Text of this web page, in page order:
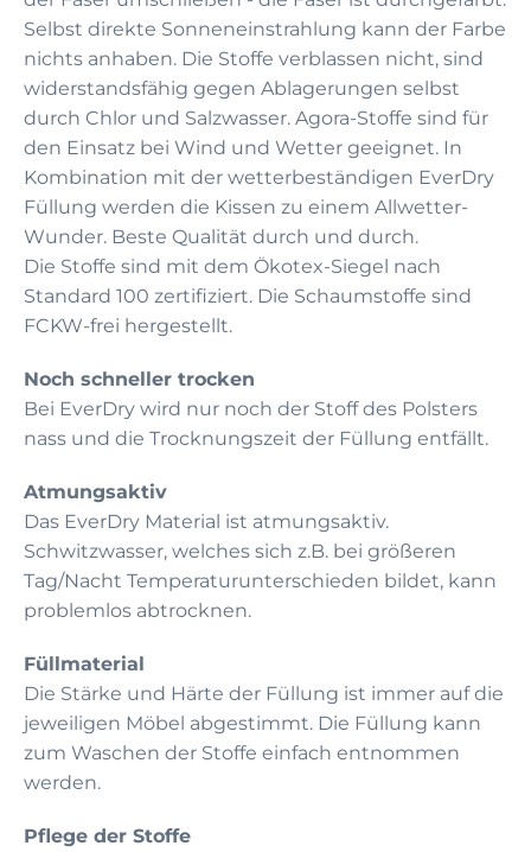
Selbst direkte Sonneneinstrahlung kann der Farbe
nichts anhaben. Die Stoffe verblassen nicht, sind
widerstandsfähig gegen Ablagerungen selbst
durch Chlor und Salzwasser. Agora-Stoffe sind für
den Einsatz bei Wind und Wetter geeignet. In
Kombination mit der wetterbeständigen EverDry
Füllung werden die Kissen zu einem Allwetter-
Wunder. Beste Qualität durch und durch.
Die Stoffe sind mit dem Ökotex-Siegel nach
Standard 100 zertifiziert. Die Schaumstoffe sind
FCKW-frei hergestellt.
Noch schneller trocken
Bei EverDry wird nur noch der Stoff des Polsters
nass und die Trocknungszeit der Füllung entfällt.
Atmungsaktiv
Das EverDry Material ist atmungsaktiv.
Schwitzwasser, welches sich z.B. bei größeren
Tag/Nacht Temperaturunterschieden bildet, kann
problemlos abtrocknen.
Füllmaterial
Die Stärke und Härte der Füllung ist immer auf die
jeweiligen Möbel abgestimmt. Die Füllung kann
zum Waschen der Stoffe einfach entnommen
werden.
Pflege der Stoffe